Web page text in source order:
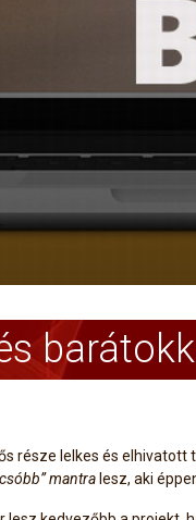
része lelkes és elhivatott
mantra lesz, aki